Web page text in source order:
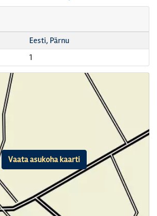
Eesti, Pärnu
1
Vaata asukoha kaarti